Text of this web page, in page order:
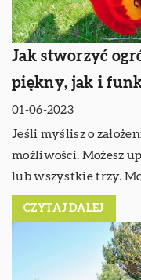
Jak stworzyć
piękny, jak i
01-06-2023
Jeśli myślisz o
możliwości. Możesz
lub wszystkie trzy.
CZYTAJ DALEJ